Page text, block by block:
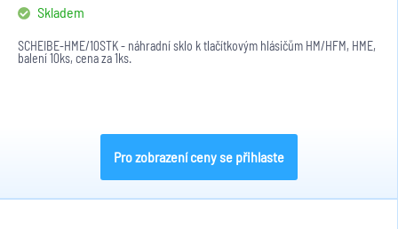
Skladem
SCHEIBE-HME/10STK - náhradní sklo k tlačítkovým hlásičům HM/HFM, HME,
balení 10ks, cena za 1ks.
Pro zobrazení ceny se přihlaste